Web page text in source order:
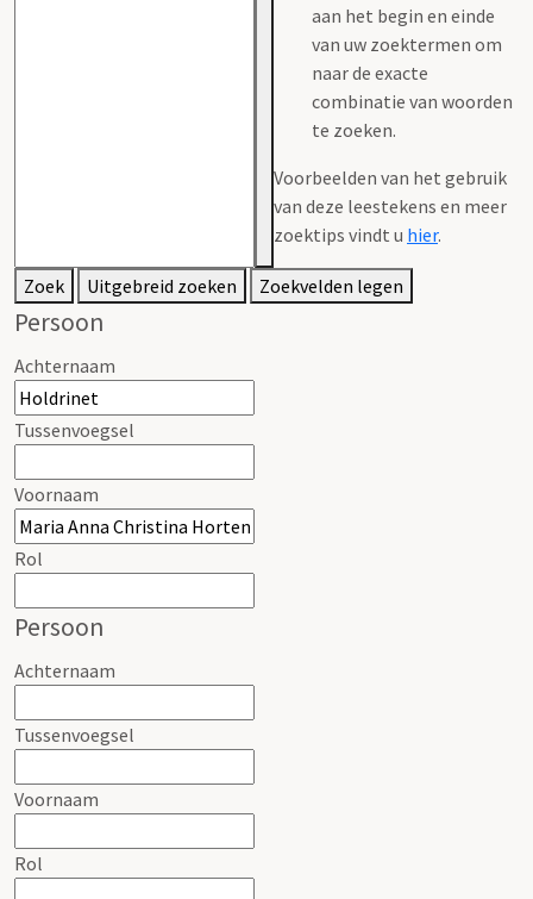
aan het begin en einde
van uw zoektermen om
naar de exacte
combinatie van woorden
te zoeken.
Voorbeelden van het gebruik
van deze leestekens en meer
zoektips vindt u hier.
Zoek Uitgebreid zoeken Zoekvelden legen
Persoon
Achternaam
Tussenvoegsel
Voornaam
Rol
Persoon
Achternaam
Tussenvoegsel
Voornaam
Rol